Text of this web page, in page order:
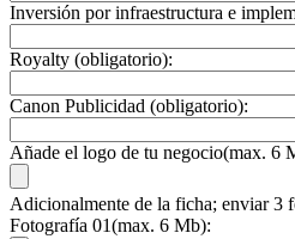
Inversión por infraestructura e
Royalty (obligatorio):
Canon Publicidad (obligatorio):
Añade el logo de tu negocio(max. 6
Adicionalmente de la ficha; enviar 3
Fotografía 01(max. 6 Mb):